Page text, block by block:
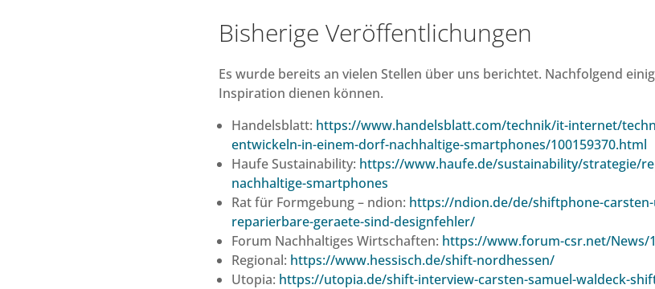
Bisherige Veröffentlichungen
Es wurde bereits an vielen Stellen über uns berichtet. Nachfolgend
Inspiration dienen können.
Handelsblatt: https://www.handelsblatt.com/technik/it-internet/
entwickeln-in-einem-dorf-nachhaltige-smartphones/100159370.html
Haufe Sustainability: https://www.haufe.de/sustainability/strategie/
nachhaltige-smartphones
Rat für Formgebung – ndion: https://ndion.de/de/shiftphone-
reparierbare-geraete-sind-designfehler/
Forum Nachhaltiges Wirtschaften: https://www.forum-csr.net/News/
Regional: https://www.hessisch.de/shift-nordhessen/
Utopia: https://utopia.de/shift-interview-carsten-samuel-waldeck-